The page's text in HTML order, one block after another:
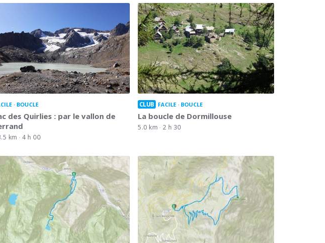
BOUCLE
des Quirlies : par le vallon de
km 4 h 00
CLUB FACILE BOUCLE
La boucle de Dormillouse
5.0 km 2 h 30